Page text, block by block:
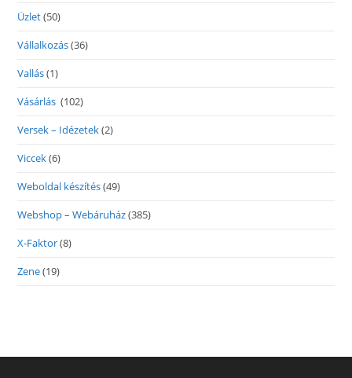
Üzlet(50)
Vállalkozás(36)
Vallás(1)
Vásárlás (102)
Versek – Idézetek(2)
Viccek(6)
Weboldal készítés(49)
Webshop – Webáruház(385)
X-Faktor(8)
Zene(19)